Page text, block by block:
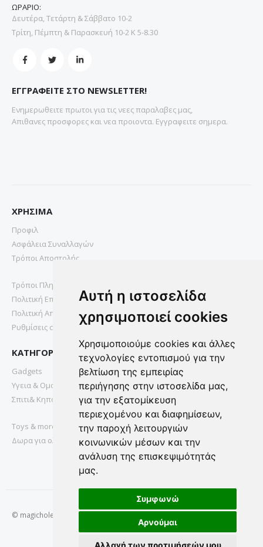
Αυτή η ιστοσελίδα
χρησιμοποιεί cookies
Χρησιμοποιούμε cookies και άλλες
τεχνολογίες εντοπισμού για την
βελτίωση της εμπειρίας
περιήγησης στην ιστοσελίδα μας,
για την εξατομίκευση
περιεχομένου και διαφημίσεων,
την παροχή λειτουργιών
κοινωνικών μέσων και την
ανάλυση της επισκεψιμότητάς
μας.
Συμφωνώ
Αρνούμαι
ΩΡΑΡΙΟ:
Δευτέρα, Τετάρτη & Σάββατο 10-2
Τρίτη, Πέμπτη & Παρασκευή 10-2 Κ 5-8.30
ΕΓΓΡΑΦΕΙΤΕ ΣΤΟ NEWSLETTER!
Ενημερωθειτε πρωτοι για τις νεες παραλαβες μας,
Απιθανες προσφορες και νεα προιοντα. Εγγραφειτε σημερα.
ΧΡΗΣΙΜΑ
Προφιλ
Ασφάλεια Συναλλαγών
Τρόποι Αποστολής
Τρόποι Πληρωμής
Πολιτική Επιστροφών
Πολιτική Απορρήτου
Ρυθμίσεις cookies
ΚΑΤΗΓΟΡΙΕΣ
Gadgets
Υγεια & Ομορφια
Σπιτι& Κηπος
Toys & more
Δωρα για ολους
© magichole.gr 2022. All Rights Reserved.